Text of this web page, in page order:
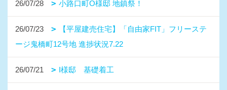
26/07/28 小路口町O様邸 地鎮祭！
26/07/23
【平屋建売住宅】「自由家FIT」フリーステ
ージ鬼橋町12号地 進捗状況7.22
26/07/21 I様邸 基礎着工